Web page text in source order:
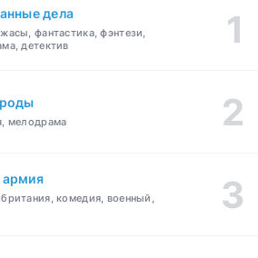
дела
фантастика, фэнтези,
детектив
мелодрама
комедия, военный,